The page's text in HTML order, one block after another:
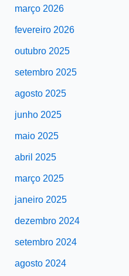
março 2026
fevereiro 2026
outubro 2025
setembro 2025
agosto 2025
junho 2025
maio 2025
abril 2025
março 2025
janeiro 2025
dezembro 2024
setembro 2024
agosto 2024